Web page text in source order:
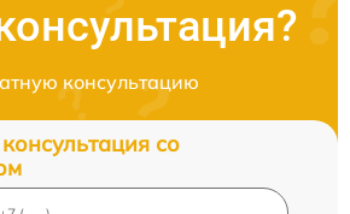
консультацию
со